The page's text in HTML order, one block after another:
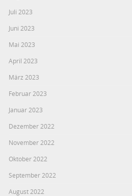
Juli 2023
Juni 2023
Mai 2023
April 2023
März 2023
Februar 2023
Januar 2023
Dezember 2022
November 2022
Oktober 2022
September 2022
August 2022